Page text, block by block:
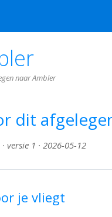
naar Ambler
dit
versie 1 · 2026-05-12
je vliegt